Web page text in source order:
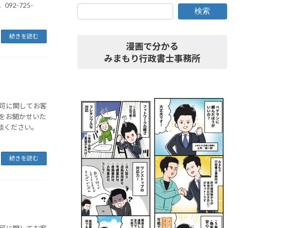
092-725-
続きを読む
に関してお客
お聞かせいた
ださい。
続きを読む
検索
漫画で分かる
みまもり行政書士事務所